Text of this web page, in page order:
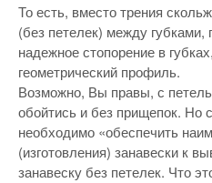
То есть, вместо трения
(без петелек) между губками,
надежное стопорение в
геометрический профиль.
Возможно, Вы правы, с
обойтись и без прищепок. Но
необходимо «обеспечить
(изготовления) занавески к
занавеску без петелек. Что